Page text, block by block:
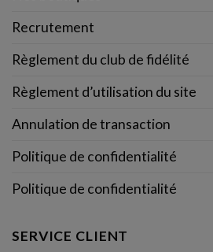
Recrutement
Règlement du club de fidélité
Règlement d’utilisation du site
Annulation de transaction
Politique de confidentialité
Politique de confidentialité
SERVICE CLIENT